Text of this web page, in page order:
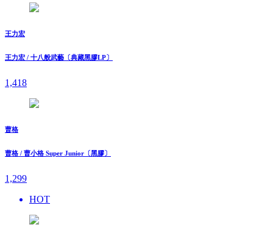
王力宏
王力宏 / 十八般武藝〔典藏黑膠LP〕
1,418
曹格
曹格 / 曹小格 Super Junior〔黑膠〕
1,299
HOT